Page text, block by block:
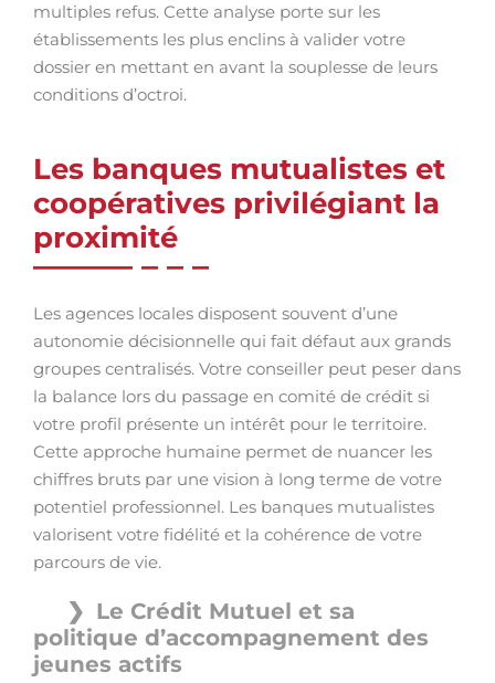
multiples refus. Cette analyse porte sur les
établissements les plus enclins à valider votre
dossier en mettant en avant la souplesse de leurs
conditions d’octroi.
Les banques mutualistes et
coopératives privilégiant la
proximité
Les agences locales disposent souvent d’une
autonomie décisionnelle qui fait défaut aux grands
groupes centralisés. Votre conseiller peut peser dans
la balance lors du passage en comité de crédit si
votre profil présente un intérêt pour le territoire.
Cette approche humaine permet de nuancer les
chiffres bruts par une vision à long terme de votre
potentiel professionnel. Les banques mutualistes
valorisent votre fidélité et la cohérence de votre
parcours de vie.
Le Crédit Mutuel et sa
politique d’accompagnement des
jeunes actifs